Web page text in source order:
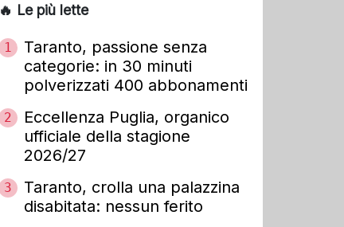
🔥 Le più lette
1
Taranto, passione senza
categorie: in 30 minuti
polverizzati 400 abbonamenti
2
Eccellenza Puglia, organico
ufficiale della stagione
2026/27
3
Taranto, crolla una palazzina
disabitata: nessun ferito